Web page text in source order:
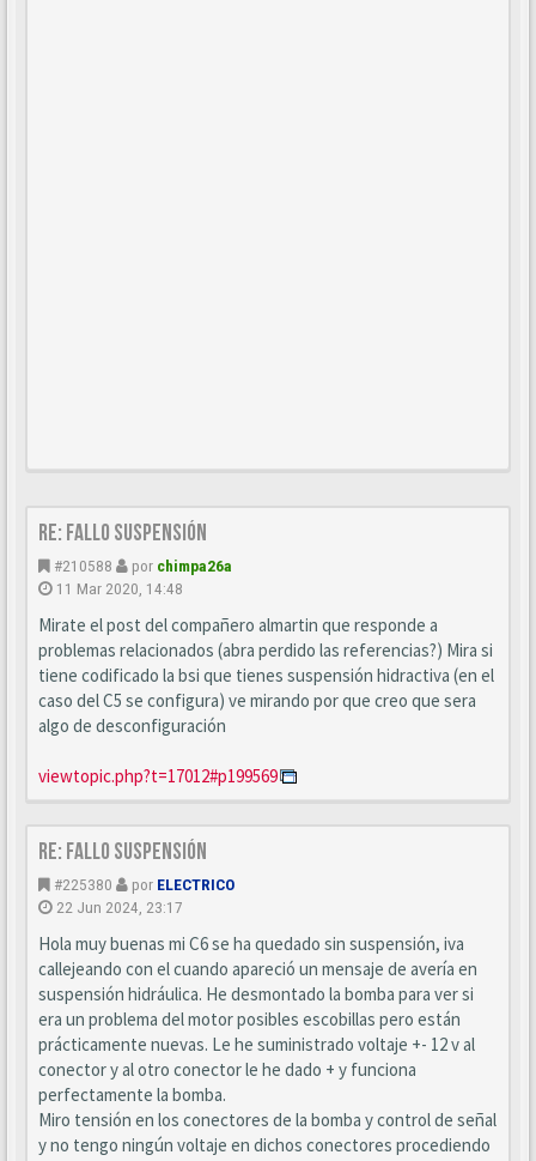
Re: Fallo suspensión
#210588 por chimpa26a
11 Mar 2020, 14:48
Mirate el post del compañero almartin que responde a
problemas relacionados (abra perdido las referencias?) Mira si
tiene codificado la bsi que tienes suspensión hidractiva (en el
caso del C5 se configura) ve mirando por que creo que sera
algo de desconfiguración
viewtopic.php?t=17012#p199569
Re: Fallo suspensión
#225380 por ELECTRICO
22 Jun 2024, 23:17
Hola muy buenas mi C6 se ha quedado sin suspensión, iva
callejeando con el cuando apareció un mensaje de avería en
suspensión hidráulica. He desmontado la bomba para ver si
era un problema del motor posibles escobillas pero están
prácticamente nuevas. Le he suministrado voltaje +- 12 v al
conector y al otro conector le he dado + y funciona
perfectamente la bomba.
Miro tensión en los conectores de la bomba y control de señal
y no tengo ningún voltaje en dichos conectores procediendo